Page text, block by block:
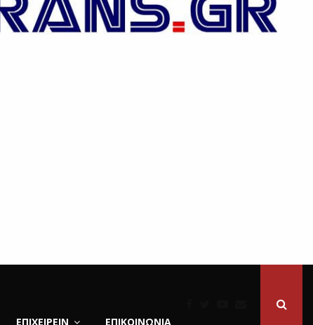
ΕΠΙΧΕΙΡΕΙΝ ΕΠΙΚΟΙΝΩΝΊΑ